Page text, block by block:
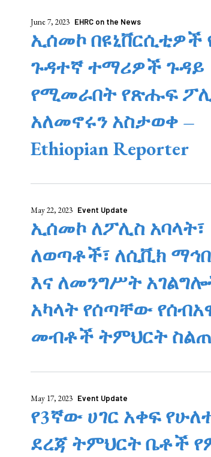
June 7, 2023 EHRC on the News
ኢሰመኮ በዩኒቨርሲቲዎች
ጉዳተኛ ተማሪዎች ጉዳይ
የሚመራበት የጽሑፍ
አለመኖሩን አስታወቀ –
Ethiopian Reporter
May 22, 2023 Event Update
ኢሰመኮ ለፖሊስ አባላት፣
ለወጣቶች፣ ለሲቪክ
እና ለመንግሥት
አካላት የሰጣቸው
መብቶች ትምህርት
May 17, 2023 Event Update
የ3ኛው ሀገር አቀፍ
ደረጃ ትምህርት ቤቶች